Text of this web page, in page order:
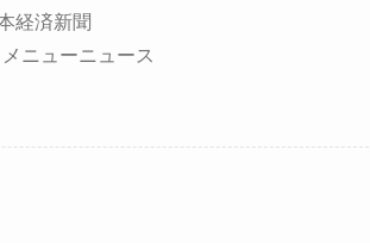
経済新聞
メニューニュース